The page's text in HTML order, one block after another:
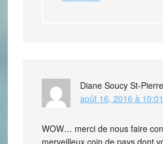
Diane Soucy St-Pierre
août 16, 2016 à
WOW… merci de nous faire
merveilleux coin de pays dont